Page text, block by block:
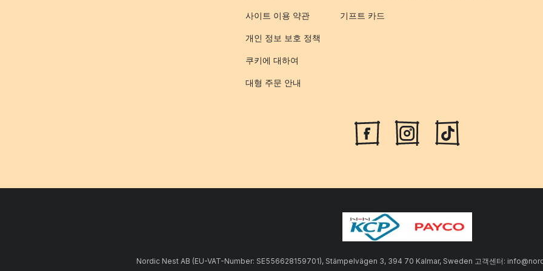
사이트 이용 약관
개인 정보 보호 정책
쿠키에 대하여
대형 주문 안내
기프트 카드
Nordic Nest AB (EU-VAT-Number: SE556628159701), Stämpelvägen 3, 394 70 Kalmar, Sweden 고객센터: